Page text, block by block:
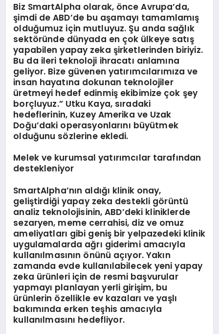
Biz SmartAlpha olarak, önce Avrupa’da,
şimdi de ABD’de bu aşamayı tamamlamış
olduğumuz için mutluyuz. Şu anda sağlık
sektöründe dünyada en çok ülkeye satış
yapabilen yapay zeka şirketlerinden biriyiz.
Bu da ileri teknoloji ihracatı anlamına
geliyor. Bize güvenen yatırımcılarımıza ve
insan hayatına dokunan teknolojiler
üretmeyi hedef edinmiş ekibimize çok şey
borçluyuz.” Utku Kaya, sıradaki
hedeflerinin, Kuzey Amerika ve Uzak
Doğu’daki operasyonlarını büyütmek
olduğunu sözlerine ekledi.
Melek ve kurumsal yatırımcılar tarafından
destekleniyor
SmartAlpha’nın aldığı klinik onay,
geliştirdiği yapay zeka destekli görüntü
analiz teknolojisinin, ABD’deki kliniklerde
sezaryen, meme cerrahisi, diz ve omuz
ameliyatları gibi geniş bir yelpazedeki klinik
uygulamalarda ağrı giderimi amacıyla
kullanılmasının önünü açıyor. Yakın
zamanda evde kullanılabilecek yeni yapay
zeka ürünleri için de resmi başvurular
yapmayı planlayan yerli girişim, bu
ürünlerin özellikle ev kazaları ve yaşlı
bakımında erken teşhis amacıyla
kullanılmasını hedefliyor.